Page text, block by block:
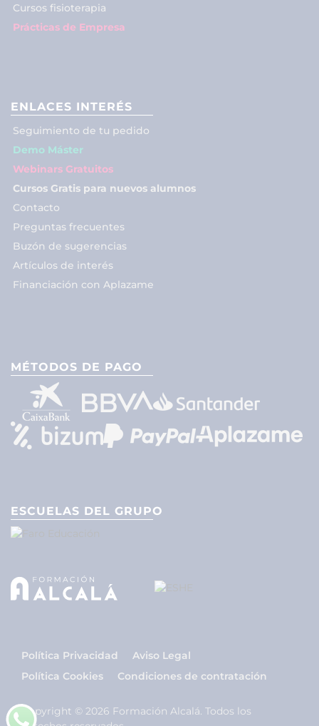
Cursos fisioterapia
Prácticas de Empresa
ENLACES INTERÉS
Seguimiento de tu pedido
Demo Máster
Webinars Gratuitos
Cursos Gratis para nuevos alumnos
Contacto
Preguntas frecuentes
Buzón de sugerencias
Artículos de interés
Financiación con Aplazame
MÉTODOS DE PAGO
ESCUELAS DEL GRUPO
Política Privacidad
Aviso Legal
Política Cookies
Condiciones de contratación
Copyright © 2026 Formación Alcalá. Todos los